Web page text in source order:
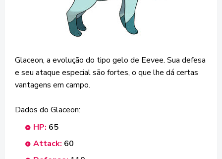
Glaceon, a evolução do tipo gelo de Eevee. Sua defesa
e seu ataque especial são fortes, o que lhe dá certas
vantagens em campo.
Dados do Glaceon:
HP: 65
Attack: 60